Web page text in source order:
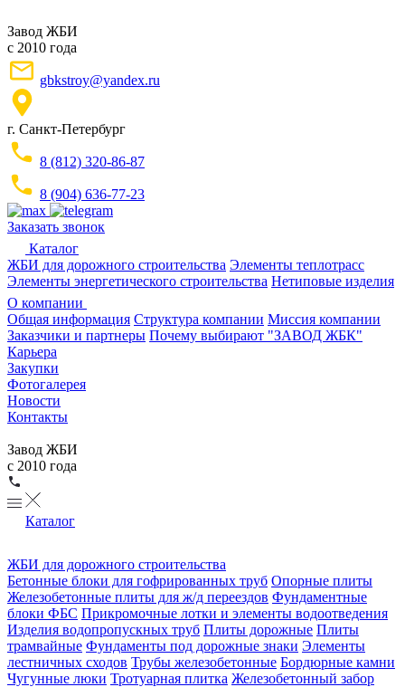
Завод ЖБИ
с 2010 года
gbkstroy@yandex.ru
г. Санкт-Петербург
8 (812) 320-86-87
8 (904) 636-77-23
Заказать звонок
Каталог
ЖБИ для дорожного строительства Элементы теплотрасс
Элементы энергетического строительства Нетиповые изделия
О компании
Общая информация Структура компании Миссия компании
Заказчики и партнеры Почему выбирают "ЗАВОД ЖБК"
Карьера
Закупки
Фотогалерея
Новости
Контакты
Завод ЖБИ
с 2010 года
Каталог
ЖБИ для дорожного строительства
Бетонные блоки для гофрированных труб Опорные плиты
Железобетонные плиты для ж/д переездов Фундаментные
блоки ФБС Прикромочные лотки и элементы водоотведения
Изделия водопропускных труб Плиты дорожные Плиты
трамвайные Фундаменты под дорожные знаки Элементы
лестничных сходов Трубы железобетонные Бордюрные камни
Чугунные люки Тротуарная плитка Железобетонный забор